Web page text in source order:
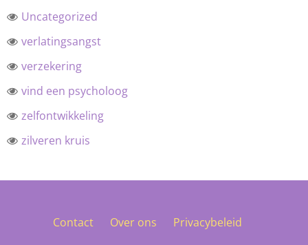
Uncategorized
verlatingsangst
verzekering
vind een psycholoog
zelfontwikkeling
zilveren kruis
Contact Over ons Privacybeleid